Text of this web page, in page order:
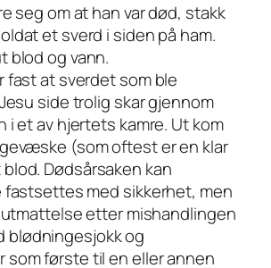
seg om at han var død, stakk
et sverd i siden på ham.
blod og vann.
fast at sverdet som ble
side trolig skar gjennom
i et av hjertets kamre. Ut kom
(som oftest er en klar
Dødsårsaken kan
fastsettes med sikkerhet, men
etter mishandlingen
blødningesjokk og
første til en eller annen